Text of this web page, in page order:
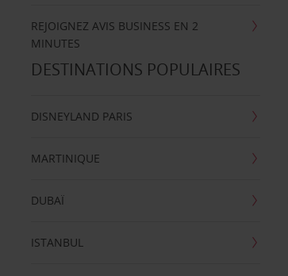
REJOIGNEZ AVIS BUSINESS EN 2
MINUTES
DESTINATIONS POPULAIRES
DISNEYLAND PARIS
MARTINIQUE
DUBAÏ
ISTANBUL